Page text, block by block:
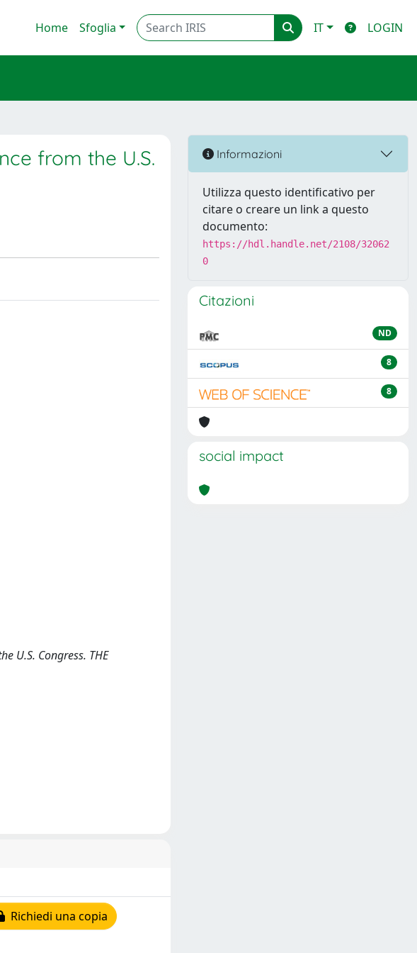
Home Sfoglia IT LOGIN
from the U.S.
U.S. Congress. THE
Richiedi una copia
Informazioni
Utilizza questo identificativo per
citare o creare un link a questo
documento:
https://hdl.handle.net/2108/32062
0
Citazioni
ND
8
8
social impact